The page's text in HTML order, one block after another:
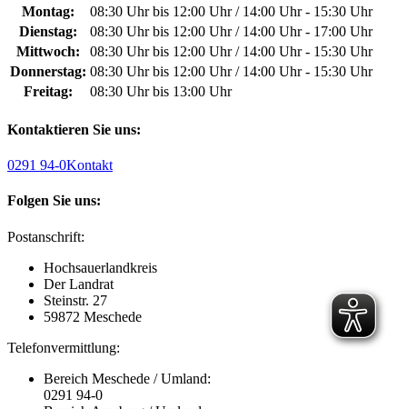
Montag:
08:30 Uhr bis 12:00 Uhr / 14:00 Uhr - 15:30 Uhr
Dienstag:
08:30 Uhr bis 12:00 Uhr / 14:00 Uhr - 17:00 Uhr
Mittwoch:
08:30 Uhr bis 12:00 Uhr / 14:00 Uhr - 15:30 Uhr
Donnerstag: 08:30 Uhr bis 12:00 Uhr / 14:00 Uhr - 15:30 Uhr
Freitag:
08:30 Uhr bis 13:00 Uhr
Kontaktieren Sie uns:
0291 94-0Kontakt
Folgen Sie uns:
Postanschrift:
Hochsauerlandkreis
Der Landrat
Steinstr. 27
59872 Meschede
Telefonvermittlung:
Bereich Meschede / Umland:
0291 94-0